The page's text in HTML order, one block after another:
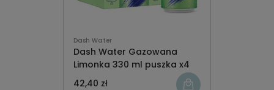
Dash Water
Dash Water Gazowana
Limonka 330 ml puszka x4
42,40 zł